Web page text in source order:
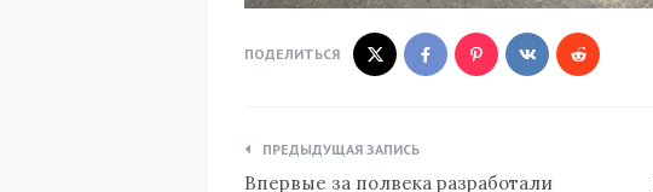
ПОДЕЛИТЬСЯ
Навигация
по
ПРЕДЫДУЩАЯ ЗАПИСЬ
Впервые за полвека разработали